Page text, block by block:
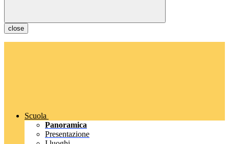
close
Scuola
Panoramica
Presentazione